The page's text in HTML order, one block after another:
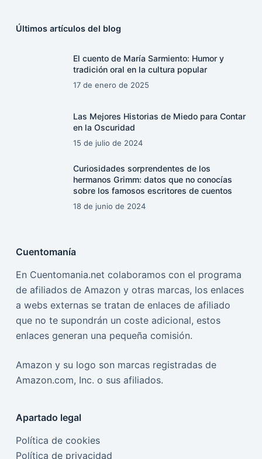
Últimos artículos del blog
El cuento de María Sarmiento: Humor y
tradición oral en la cultura popular
17 de enero de 2025
Las Mejores Historias de Miedo para Contar
en la Oscuridad
15 de julio de 2024
Curiosidades sorprendentes de los
hermanos Grimm: datos que no conocías
sobre los famosos escritores de cuentos
18 de junio de 2024
Cuentomanía
En Cuentomania.net colaboramos con el programa
de afiliados de Amazon y otras marcas, los enlaces
a webs externas se tratan de enlaces de afiliado
que no te supondrán un coste adicional, estos
enlaces generan una pequeña comisión.
Amazon y su logo son marcas registradas de
Amazon.com, Inc. o sus afiliados.
Apartado legal
Política de cookies
Política de privacidad